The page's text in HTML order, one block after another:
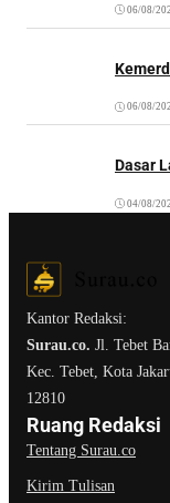
06/08/
06/08/
Dasar
04/08/
Kantor Redaksi:
Surau.co. Jl. Tebet
Kec. Tebet, Kota
12810
Ruang Redaksi
Tentang Surau.co
Kirim Tulisan